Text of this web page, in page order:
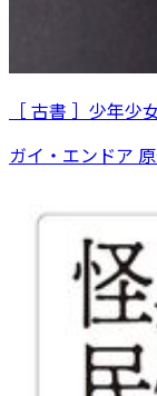
［ 古書 ］少年
ガイ・エンドア